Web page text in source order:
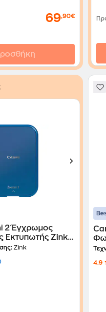
69,90€
2 Έγχρωμος
Εκτυπωτής Zink
Navy
Zink
4.9